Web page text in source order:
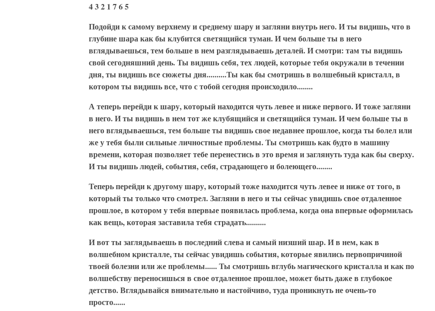
4 3 2 1 7 6 5
Подойди к самому верхнему и среднему шару и загляни внутрь него. И ты видишь, что в
глубине шара как бы клубится светящийся туман. И чем больше ты в него
вглядываешься, тем больше в нем разглядываешь деталей. И смотри: там ты видишь
свой сегодняшний день. Ты видишь себя, тех людей, которые тебя окружали в течении
дня, ты видишь все сюжеты дня..........Ты как бы смотришь в волшебный кристалл, в
котором ты видишь все, что с тобой сегодня происходило........
А теперь перейди к шару, который находится чуть левее и ниже первого. И тоже загляни
в него. И ты видишь в нем тот же клубящийся и светящийся туман. И чем больше ты в
него вглядываешься, тем больше ты видишь свое недавнее прошлое, когда ты болел или
же у тебя были сильные личностные проблемы. Ты смотришь как будто в машину
времени, которая позволяет тебе перенестись в это время и заглянуть туда как бы сверху.
И ты видишь людей, события, себя, страдающего и болеющего........
Теперь перейди к другому шару, который тоже находится чуть левее и ниже от того, в
который ты только что смотрел. Загляни в него и ты сейчас увидишь свое отдаленное
прошлое, в котором у тебя впервые появилась проблема, когда она впервые оформилась
как вещь, которая заставила тебя страдать..........
И вот ты заглядываешь в последний слева и самый низший шар. И в нем, как в
волшебном кристалле, ты сейчас увидишь события, которые явились первопричиной
твоей болезни или же проблемы...... Ты смотришь вглубь магического кристалла и как по
волшебству переносишься в свое отдаленное прошлое, может быть даже в глубокое
детство. Вглядывайся внимательно и настойчиво, туда проникнуть не очень-то
просто......